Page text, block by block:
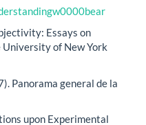
Essays on
of New York
Panorama general de la
upon Experimental